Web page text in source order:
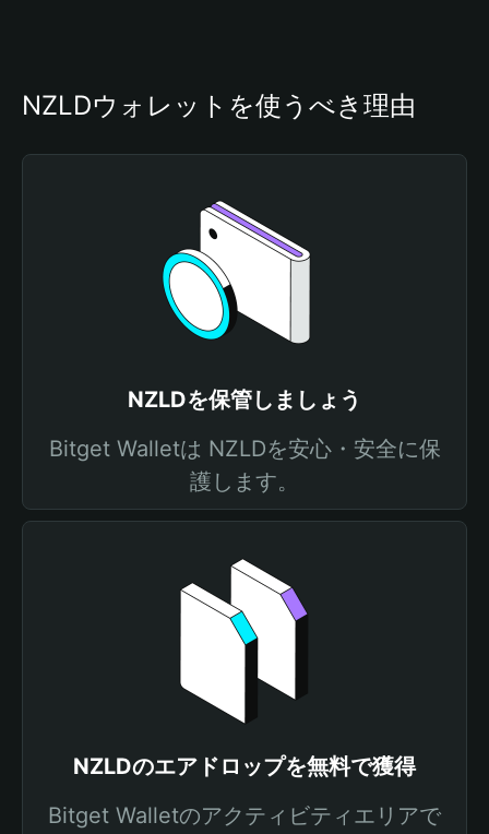
NZLDウォレットを使うべき理由
NZLDを保管しましょう
Bitget Walletは NZLDを安心・安全に保
護します。
NZLDのエアドロップを無料で獲得
Bitget Walletのアクティビティエリアで